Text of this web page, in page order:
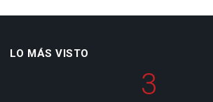
LO MÁS VISTO
3